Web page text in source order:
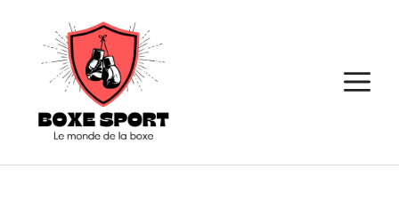
contenu